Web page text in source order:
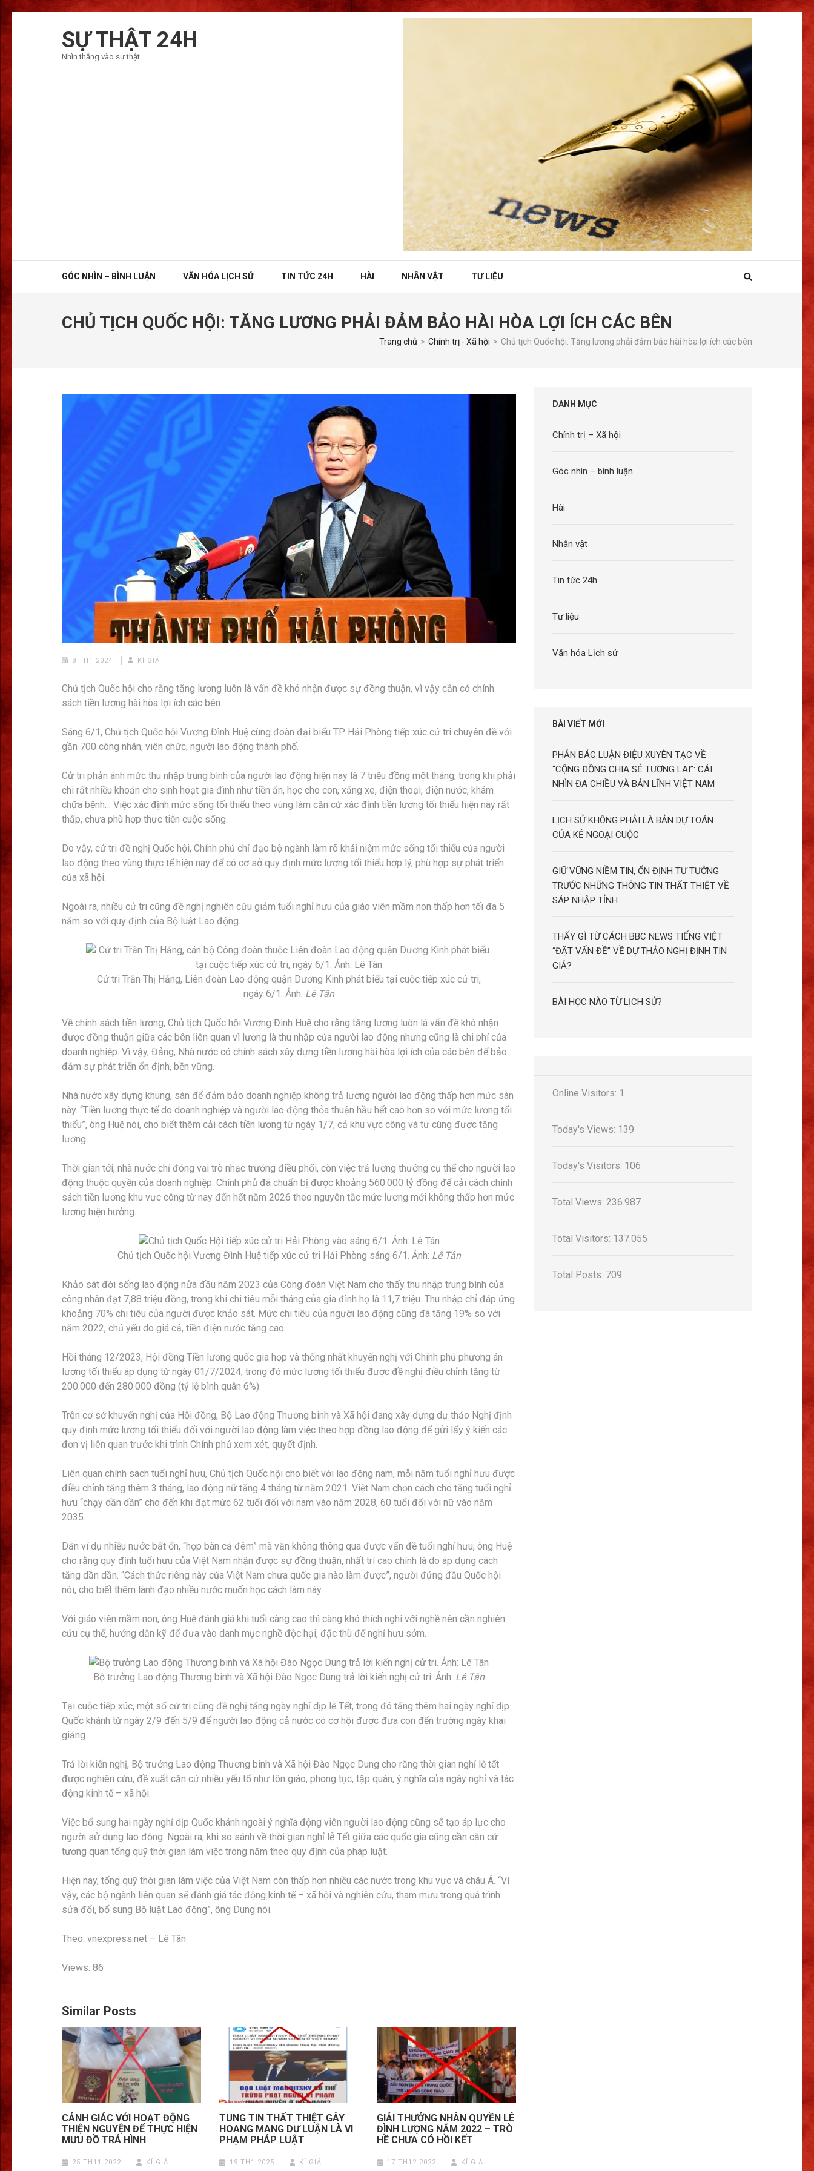
SỰ THẬT 24H
Nhìn thẳng vào sự thật
GÓC NHÌN – BÌNH LUẬN VĂN HÓA LỊCH SỬ TIN TỨC 24H HÀI NHÂN VẬT TƯ LIỆU
CHỦ TỊCH QUỐC HỘI: TĂNG LƯƠNG PHẢI ĐẢM BẢO HÀI HÒA LỢI ÍCH CÁC BÊN
Trang chủ > Chính trị - Xã hội > Chủ tịch Quốc hội: Tăng lương phải đảm bảo hài hòa lợi ích các bên
8 TH1 2024 KÍ GIẢ
Chủ tịch Quốc hội cho rằng tăng lương luôn là vấn đề khó nhận được sự đồng thuận, vì vậy cần có chính
sách tiền lương hài hòa lợi ích các bên.
Sáng 6/1, Chủ tịch Quốc hội Vương Đình Huệ cùng đoàn đại biểu TP Hải Phòng tiếp xúc cử tri chuyên đề với
gần 700 công nhân, viên chức, người lao động thành phố.
Cử tri phản ánh mức thu nhập trung bình của người lao động hiện nay là 7 triệu đồng một tháng, trong khi phải
chi rất nhiều khoản cho sinh hoạt gia đình như tiền ăn, học cho con, xăng xe, điện thoại, điện nước, khám
chữa bệnh… Việc xác định mức sống tối thiểu theo vùng làm căn cứ xác định tiền lương tối thiểu hiện nay rất
thấp, chưa phù hợp thực tiễn cuộc sống.
Do vậy, cử tri đề nghị Quốc hội, Chính phủ chỉ đạo bộ ngành làm rõ khái niệm mức sống tối thiểu của người
lao động theo vùng thực tế hiện nay để có cơ sở quy định mức lương tối thiểu hợp lý, phù hợp sự phát triển
của xã hội.
Ngoài ra, nhiều cử tri cũng đề nghị nghiên cứu giảm tuổi nghỉ hưu của giáo viên mầm non thấp hơn tối đa 5
năm so với quy định của Bộ luật Lao động.
Cử tri Trần Thị Hằng, Liên đoàn Lao động quận Dương Kinh phát biểu tại cuộc tiếp xúc cử tri,
ngày 6/1. Ảnh: Lê Tân
Về chính sách tiền lương, Chủ tịch Quốc hội Vương Đình Huệ cho rằng tăng lương luôn là vấn đề khó nhận
được đồng thuận giữa các bên liên quan vì lương là thu nhập của người lao động nhưng cũng là chi phí của
doanh nghiệp. Vì vậy, Đảng, Nhà nước có chính sách xây dựng tiền lương hài hòa lợi ích của các bên để bảo
đảm sự phát triển ổn định, bền vững.
Nhà nước xây dựng khung, sàn để đảm bảo doanh nghiệp không trả lương người lao động thấp hơn mức sàn
này. “Tiền lương thực tế do doanh nghiệp và người lao động thỏa thuận hầu hết cao hơn so với mức lương tối
thiểu”, ông Huệ nói, cho biết thêm cải cách tiền lương từ ngày 1/7, cả khu vực công và tư cùng được tăng
lương.
Thời gian tới, nhà nước chỉ đóng vai trò nhạc trưởng điều phối, còn việc trả lương thưởng cụ thể cho người lao
động thuộc quyền của doanh nghiệp. Chính phủ đã chuẩn bị được khoảng 560.000 tỷ đồng để cải cách chính
sách tiền lương khu vực công từ nay đến hết năm 2026 theo nguyên tắc mức lương mới không thấp hơn mức
lương hiện hưởng.
Chủ tịch Quốc hội Vương Đình Huệ tiếp xúc cử tri Hải Phòng sáng 6/1. Ảnh: Lê Tân
Khảo sát đời sống lao động nửa đầu năm 2023 của Công đoàn Việt Nam cho thấy thu nhập trung bình của
công nhân đạt 7,88 triệu đồng, trong khi chi tiêu mỗi tháng của gia đình họ là 11,7 triệu. Thu nhập chỉ đáp ứng
khoảng 70% chi tiêu của người được khảo sát. Mức chi tiêu của người lao động cũng đã tăng 19% so với
năm 2022, chủ yếu do giá cả, tiền điện nước tăng cao.
Hồi tháng 12/2023, Hội đồng Tiền lương quốc gia họp và thống nhất khuyến nghị với Chính phủ phương án
lương tối thiểu áp dụng từ ngày 01/7/2024, trong đó mức lương tối thiểu được đề nghị điều chỉnh tăng từ
200.000 đến 280.000 đồng (tỷ lệ bình quân 6%).
Trên cơ sở khuyến nghị của Hội đồng, Bộ Lao động Thương binh và Xã hội đang xây dựng dự thảo Nghị định
quy định mức lương tối thiểu đối với người lao động làm việc theo hợp đồng lao động để gửi lấy ý kiến các
đơn vị liên quan trước khi trình Chính phủ xem xét, quyết định.
Liên quan chính sách tuổi nghỉ hưu, Chủ tịch Quốc hội cho biết với lao động nam, mỗi năm tuổi nghỉ hưu được
điều chỉnh tăng thêm 3 tháng, lao động nữ tăng 4 tháng từ năm 2021. Việt Nam chọn cách cho tăng tuổi nghỉ
hưu “chạy dần dần” cho đến khi đạt mức 62 tuổi đối với nam vào năm 2028, 60 tuổi đối với nữ vào năm
2035.
Dẫn ví dụ nhiều nước bất ổn, “họp bàn cả đêm” mà vẫn không thông qua được vấn đề tuổi nghỉ hưu, ông Huệ
cho rằng quy định tuổi hưu của Việt Nam nhận được sự đồng thuận, nhất trí cao chính là do áp dụng cách
tăng dần dần. “Cách thức riêng này của Việt Nam chưa quốc gia nào làm được”, người đứng đầu Quốc hội
nói, cho biết thêm lãnh đạo nhiều nước muốn học cách làm này.
Với giáo viên mầm non, ông Huệ đánh giá khi tuổi càng cao thì càng khó thích nghi với nghề nên cần nghiên
cứu cụ thể, hướng dẫn kỹ để đưa vào danh mục nghề độc hại, đặc thù để nghỉ hưu sớm.
Bộ trưởng Lao động Thương binh và Xã hội Đào Ngọc Dung trả lời kiến nghị cử tri. Ảnh: Lê Tân
Tại cuộc tiếp xúc, một số cử tri cũng đề nghị tăng ngày nghỉ dịp lễ Tết, trong đó tăng thêm hai ngày nghỉ dịp
Quốc khánh từ ngày 2/9 đến 5/9 để người lao động cả nước có cơ hội được đưa con đến trường ngày khai
giảng.
Trả lời kiến nghị, Bộ trưởng Lao động Thương binh và Xã hội Đào Ngọc Dung cho rằng thời gian nghỉ lễ tết
được nghiên cứu, đề xuất căn cứ nhiều yếu tố như tôn giáo, phong tục, tập quán, ý nghĩa của ngày nghỉ và tác
động kinh tế – xã hội.
Việc bổ sung hai ngày nghỉ dịp Quốc khánh ngoài ý nghĩa động viên người lao động cũng sẽ tạo áp lực cho
người sử dụng lao động. Ngoài ra, khi so sánh về thời gian nghỉ lễ Tết giữa các quốc gia cũng cần căn cứ
tương quan tổng quỹ thời gian làm việc trong năm theo quy định của pháp luật.
Hiện nay, tổng quỹ thời gian làm việc của Việt Nam còn thấp hơn nhiều các nước trong khu vực và châu Á. “Vì
vậy, các bộ ngành liên quan sẽ đánh giá tác động kinh tế – xã hội và nghiên cứu, tham mưu trong quá trình
sửa đổi, bổ sung Bộ luật Lao động”, ông Dung nói.
Theo: vnexpress.net – Lê Tân
Views: 86
Similar Posts
CẢNH GIÁC VỚI HOẠT ĐỘNG
THIỆN NGUYỆN ĐỂ THỰC HIỆN
MƯU ĐỒ TRÁ HÌNH
25 TH11 2022 KÍ GIẢ
TUNG TIN THẤT THIỆT GÂY
HOANG MANG DƯ LUẬN LÀ VI
PHẠM PHÁP LUẬT
19 TH1 2025 KÍ GIẢ
GIẢI THƯỞNG NHÂN QUYỀN LÊ
ĐÌNH LƯỢNG NĂM 2022 – TRÒ
HỀ CHƯA CÓ HỒI KẾT
17 TH12 2022 KÍ GIẢ
DANH MỤC
Chính trị – Xã hội
Góc nhìn – bình luận
Hài
Nhân vật
Tin tức 24h
Tư liệu
Văn hóa Lịch sử
BÀI VIẾT MỚI
PHẢN BÁC LUẬN ĐIỆU XUYÊN TẠC VỀ
“CỘNG ĐỒNG CHIA SẺ TƯƠNG LAI”: CÁI
NHÌN ĐA CHIỀU VÀ BẢN LĨNH VIỆT NAM
LỊCH SỬ KHÔNG PHẢI LÀ BẢN DỰ TOÁN
CỦA KẺ NGOẠI CUỘC
GIỮ VỮNG NIỀM TIN, ỔN ĐỊNH TƯ TƯỞNG
TRƯỚC NHỮNG THÔNG TIN THẤT THIỆT VỀ
SÁP NHẬP TỈNH
THẤY GÌ TỪ CÁCH BBC NEWS TIẾNG VIỆT
“ĐẶT VẤN ĐỀ” VỀ DỰ THẢO NGHỊ ĐỊNH TIN
GIẢ?
BÀI HỌC NÀO TỪ LỊCH SỬ?
Online Visitors: 1
Today's Views: 139
Today's Visitors: 106
Total Views:236.987
Total Visitors: 137.055
Total Posts: 709